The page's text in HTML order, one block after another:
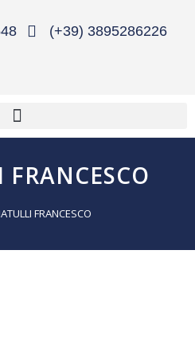
(+39) 3895286226
FRANCESCO